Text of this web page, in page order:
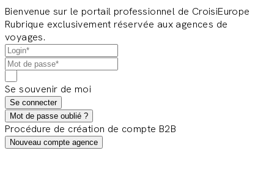
Bienvenue sur le portail professionnel de CroisiEurope
Rubrique exclusivement réservée aux agences de
voyages.
Se souvenir de moi
Se connecter
Mot de passe oublié ?
Procédure de création de compte B2B
Nouveau compte agence